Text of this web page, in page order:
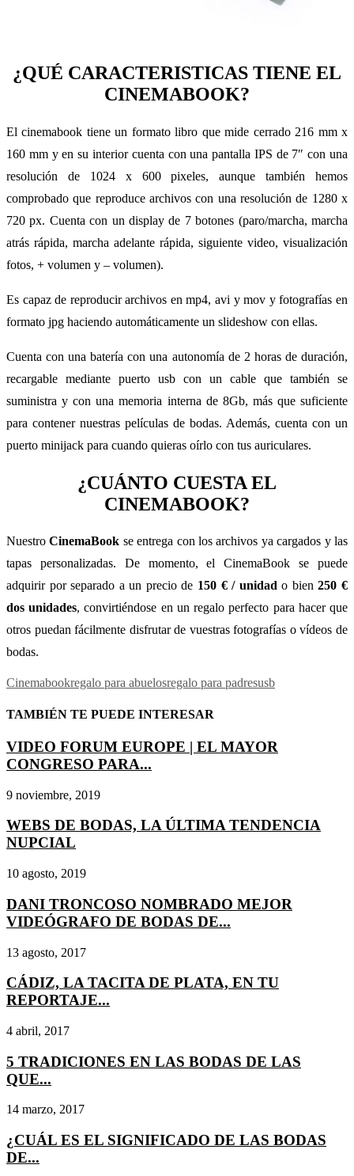
¿QUÉ CARACTERISTICAS TIENE EL
CINEMABOOK?
El cinemabook tiene un formato libro que mide cerrado 216 mm x
160 mm y en su interior cuenta con una pantalla IPS de 7″ con una
resolución de 1024 x 600 pixeles, aunque también hemos
comprobado que reproduce archivos con una resolución de 1280 x
720 px. Cuenta con un display de 7 botones (paro/marcha, marcha
atrás rápida, marcha adelante rápida, siguiente video, visualización
fotos, + volumen y – volumen).
Es capaz de reproducir archivos en mp4, avi y mov y fotografías en
formato jpg haciendo automáticamente un slideshow con ellas.
Cuenta con una batería con una autonomía de 2 horas de duración,
recargable mediante puerto usb con un cable que también se
suministra y con una memoria interna de 8Gb, más que suficiente
para contener nuestras películas de bodas. Además, cuenta con un
puerto minijack para cuando quieras oírlo con tus auriculares.
¿CUÁNTO CUESTA EL
CINEMABOOK?
NuestroCinemaBook se entrega con los archivos ya cargados y las
tapas personalizadas. De momento, el CinemaBook se puede
adquirir por separado a un precio de 150 € / unidado bien250 €
dos unidades, convirtiéndose en un regalo perfecto para hacer que
otros puedan fácilmente disfrutar de vuestras fotografías o vídeos de
bodas.
Cinemabookregalo para abuelosregalo para padresusb
TAMBIÉN TE PUEDE INTERESAR
VIDEO FORUM EUROPE | EL MAYOR
CONGRESO PARA...
9 noviembre, 2019
WEBS DE BODAS, LA ÚLTIMA TENDENCIA
NUPCIAL
10 agosto, 2019
DANI TRONCOSO NOMBRADO MEJOR
VIDEÓGRAFO DE BODAS DE...
13 agosto, 2017
CÁDIZ, LA TACITA DE PLATA, EN TU
REPORTAJE...
4 abril, 2017
5 TRADICIONES EN LAS BODAS DE LAS
QUE...
14 marzo, 2017
¿CUÁL ES EL SIGNIFICADO DE LAS BODAS
DE...